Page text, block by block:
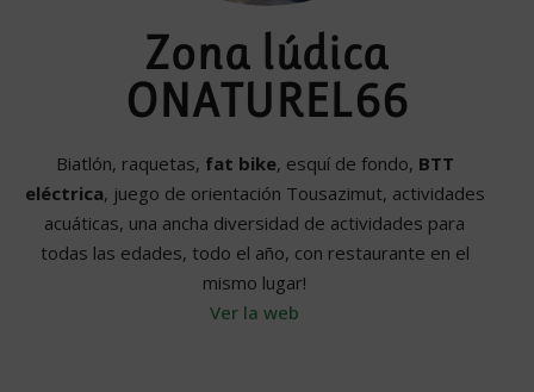
Zona lúdica
ONATUREL66
Biatlón, raquetas, fat bike, esquí de fondo, BTT
eléctrica, juego de orientación Tousazimut, actividades
acuáticas, una ancha diversidad de actividades para
todas las edades, todo el año, con restaurante en el
mismo lugar!
Ver la web